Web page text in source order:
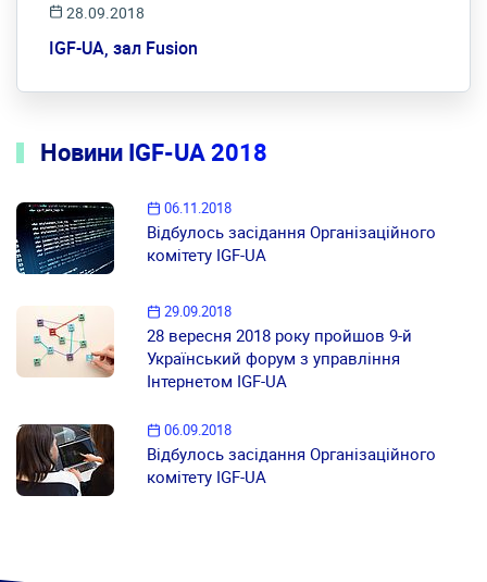
28.09.2018
IGF-UA, зал Fusion
Новини IGF-UA 2018
06.11.2018
Відбулось засідання Організаційного
комітету IGF-UA
29.09.2018
28 вересня 2018 року пройшов 9-й
Український форум з управління
Інтернетом IGF-UA
06.09.2018
Відбулось засідання Організаційного
комітету IGF-UA